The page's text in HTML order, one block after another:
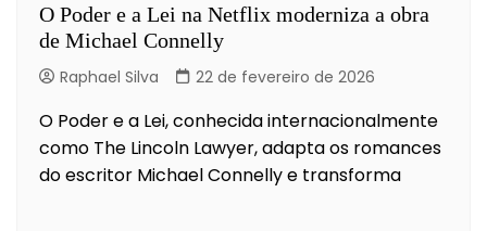
O Poder e a Lei na Netflix moderniza a obra
de Michael Connelly
Raphael Silva 22 de fevereiro de 2026
O Poder e a Lei, conhecida internacionalmente
como The Lincoln Lawyer, adapta os romances
do escritor Michael Connelly e transforma